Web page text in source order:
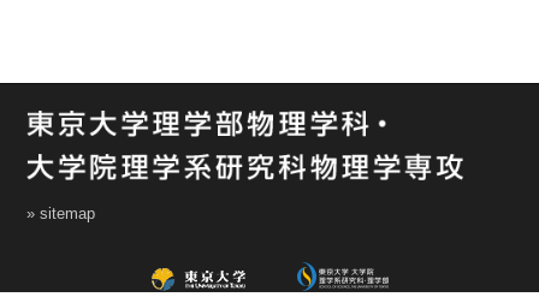
» sitemap